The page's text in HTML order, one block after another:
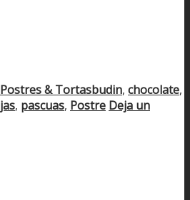
Postres & Tortasbudin, chocolate,
, pascuas, Postre Deja un